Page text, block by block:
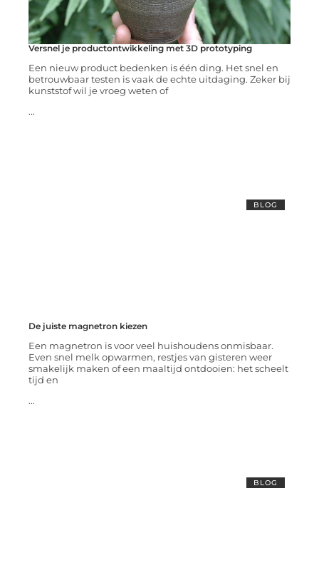
Versnel je productontwikkeling met 3D prototyping
Een nieuw product bedenken is één ding. Het snel en
betrouwbaar testen is vaak de echte uitdaging. Zeker bij
kunststof wil je vroeg weten of
...
BLOG
De juiste magnetron kiezen
Een magnetron is voor veel huishoudens onmisbaar.
Even snel melk opwarmen, restjes van gisteren weer
smakelijk maken of een maaltijd ontdooien: het scheelt
tijd en
...
BLOG